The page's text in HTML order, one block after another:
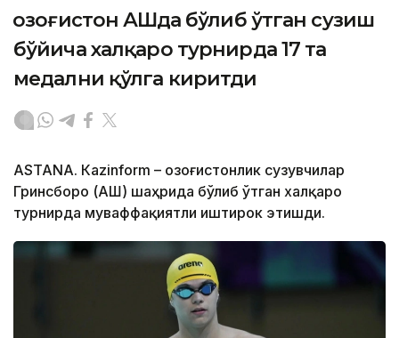
Қозоғистон АҚШда бўлиб ўтган сузиш
бўйича халқаро турнирда 17 та
медални қўлга киритди
ASTANА. Кazinform – Қозоғистонлик сузувчилар
Гринсборо (АҚШ) шаҳрида бўлиб ўтган халқаро
турнирда муваффақиятли иштирок этишди.